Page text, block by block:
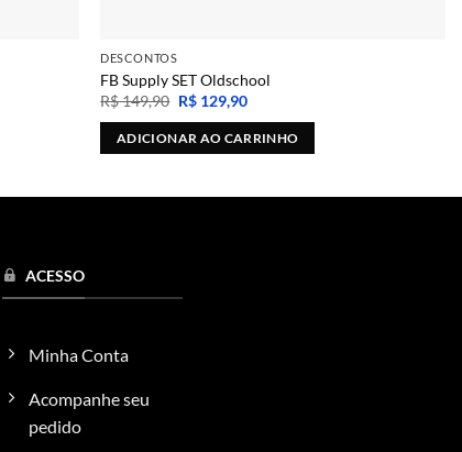
DESCONTOS
FB Supply SET Oldschool
R$149,90 O
original
era:
R$129,90O
atual
é:
ADICIONAR AO CARRINHO
ACESSO
Minha Conta
Acompanhe seu
pedido